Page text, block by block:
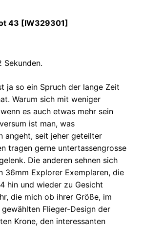
43 [IW329301]
Sekunden.
ja so ein Spruch der lange Zeit
Warum sich mit weniger
es auch etwas mehr sein
ist man, was
angeht, seit jeher geteilter
tragen gerne untertassengrosse
Die anderen sehnen sich
36mm Explorer Exemplaren, die
hin und wieder zu Gesicht
die mich ob ihrer Größe, im
Flieger-Design der
Krone, den interessanten